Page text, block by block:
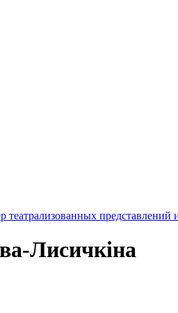
театрализованных
Лисичкіна